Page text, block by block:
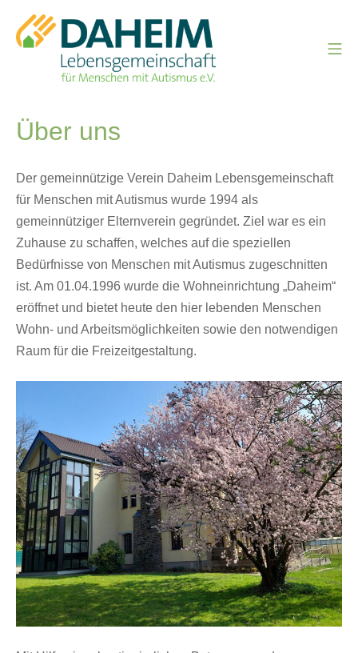
Inhalt
Über uns
Der gemeinnützige Verein Daheim Lebensgemeinschaft
für Menschen mit Autismus wurde 1994 als
gemeinnütziger Elternverein gegründet. Ziel war es ein
Zuhause zu schaffen, welches auf die speziellen
Bedürfnisse von Menschen mit Autismus zugeschnitten
ist. Am 01.04.1996 wurde die Wohneinrichtung „Daheim“
eröffnet und bietet heute den hier leben­den Menschen
Wohn- und Arbeitsmög­lichkeiten sowie den notwendigen
Raum für die Freizeitgestaltung.